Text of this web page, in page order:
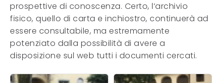
prospettive di conoscenza. Certo, l’archivio
fisico, quello di carta e inchiostro, continuerà ad
essere consultabile, ma estremamente
potenziato dalla possibilità di avere a
disposizione sul web tutti i documenti cercati.